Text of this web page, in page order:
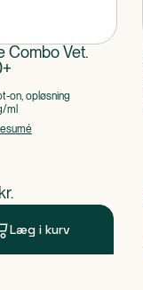
Combo Vet.
on, opløsning
ml
pris
kr.
Læg i kurv